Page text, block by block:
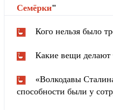
Cемёрки"
Кого нельзя было
Какие вещи делают
«Волкодавы
способности были у